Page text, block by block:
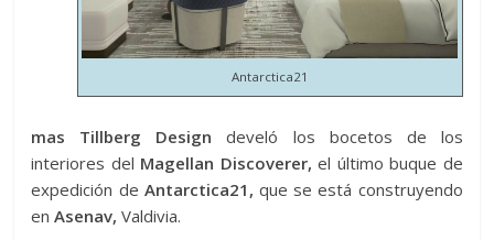
Antarctica21
mas Tillberg Design develó los bocetos de los
interiores del Magellan Discoverer, el último buque de
expedición de Antarctica21, que se está construyendo
enAsenav, Valdivia.